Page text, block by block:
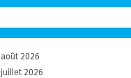
août 2026
juillet 2026